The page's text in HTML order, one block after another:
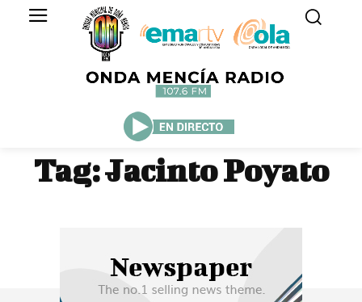
Tag:Jacinto Poyato